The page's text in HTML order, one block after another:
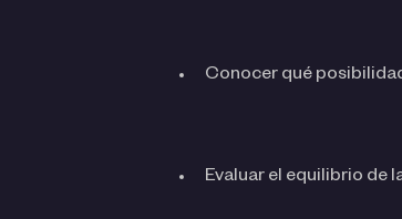
Conocer qué
Evaluar el equilibrio de